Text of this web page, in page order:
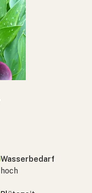
Wasserbedarf
hoch